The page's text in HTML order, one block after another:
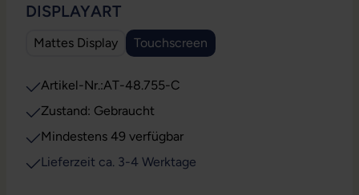
DISPLAYARTAUSWÄHLEN
Mattes Display Touchscreen
Artikel-Nr.:AT-48.755-C
Zustand: Gebraucht
Mindestens 49 verfügbar
Lieferzeit ca. 3-4 Werktage